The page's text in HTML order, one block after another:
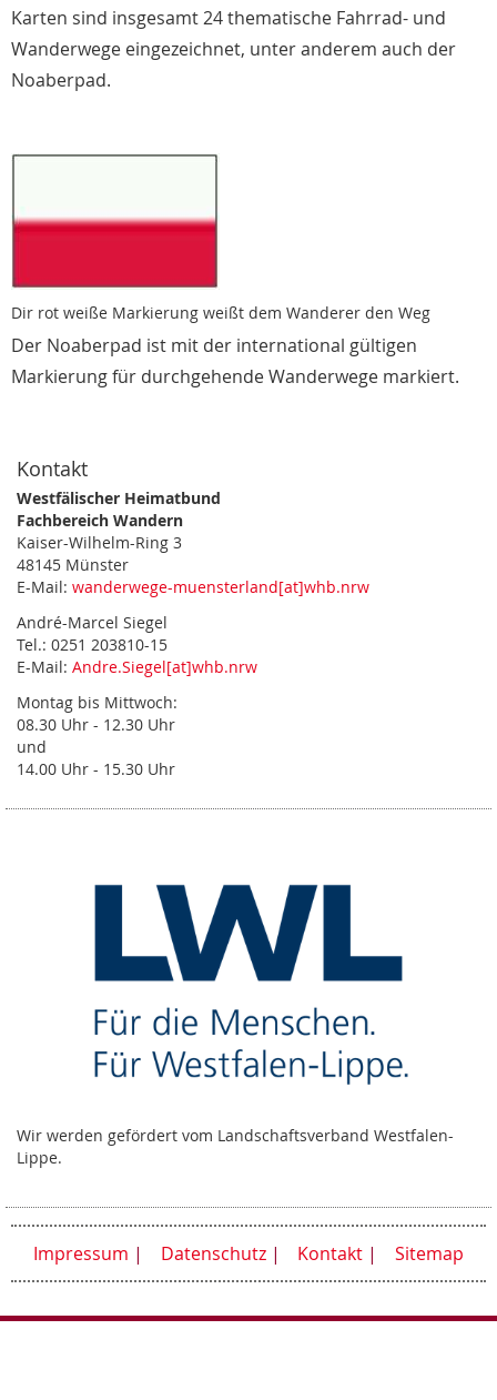
Karten sind insgesamt 24 thematische Fahrrad- und
Wanderwege eingezeichnet, unter anderem auch der
Noaberpad.
Dir rot weiße Markierung weißt dem Wanderer den Weg
Der Noaberpad ist mit der international gültigen
Markierung für durchgehende Wanderwege markiert.
Kontakt
Westfälischer Heimatbund
Fachbereich Wandern
Kaiser-Wilhelm-Ring 3
48145 Münster
E-Mail: wanderwege-muensterland[at]whb.nrw
André-Marcel Siegel
Tel.: 0251 203810-15
E-Mail: Andre.Siegel[at]whb.nrw
Montag bis Mittwoch:
08.30 Uhr - 12.30 Uhr
und
14.00 Uhr - 15.30 Uhr
Wir werden gefördert vom Landschaftsverband Westfalen-
Lippe.
Impressum Datenschutz Kontakt Sitemap